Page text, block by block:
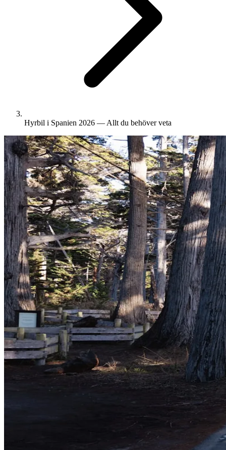
Hyrbil i Spanien 2026 — Allt du behöver veta